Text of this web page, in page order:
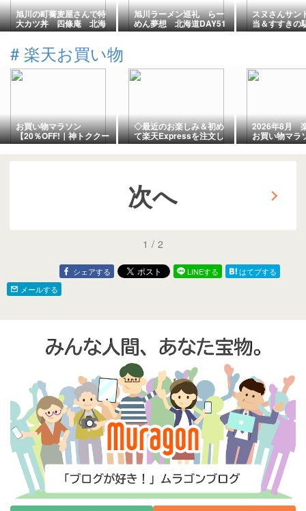
旭川の町蕎麦屋さんで特
大カツ丼 四條庵 北海
道DAY59
旭川ラーメン巡礼 らー
めん夢想 北海道DAY51
スヌさんサン
当＆すすきの
ノススキノ地
ってΣ(･ω･ﾉ)ﾉ
もありますよ
# 楽天お買い物
お買い物マラソン
【20％OFF!｜神トククー
ポン対象】【新規限定ポ
イント＋9倍】
◇最近のお楽しみ＆初め
て楽天Expressを注文し
ました
2026年8月
お買い物マラ
たもの買うも
次へ
1 / 2
シェアする LINEする
はてブする
メールする